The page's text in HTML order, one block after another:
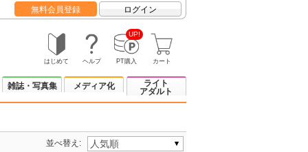
無料会員登録 ログイン
はじめて ヘルプ
UP!
PT購入 カート
雑誌・写真集 メディア化
ライト
アダルト
並べ替え: